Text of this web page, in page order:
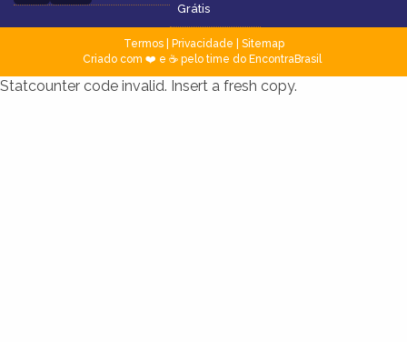
Grátis
Termos| Privacidade
Sitemap
Criado com ❤️ e ☕ pelo time do EncontraBrasil
Statcounter code invalid. Insert a fresh copy.